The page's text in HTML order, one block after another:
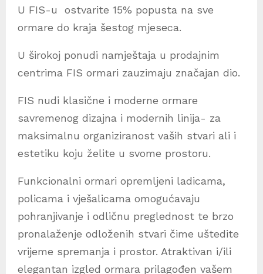
U FIS-u ostvarite 15% popusta na sve
ormare do kraja šestog mjeseca.
U širokoj ponudi namještaja u prodajnim
centrima FIS ormari zauzimaju značajan dio.
FIS nudi klasične i moderne ormare
savremenog dizajna i modernih linija- za
maksimalnu organiziranost vaših stvari ali i
estetiku koju želite u svome prostoru.
Funkcionalni ormari opremljeni ladicama,
policama i vješalicama omogućavaju
pohranjivanje i odličnu preglednost te brzo
pronalaženje odloženih stvari čime uštedite
vrijeme spremanja i prostor. Atraktivan i/ili
elegantan izgled ormara prilagođen vašem